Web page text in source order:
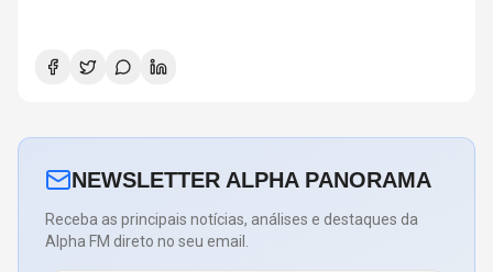
NEWSLETTER ALPHA PANORAMA
Receba as principais notícias, análises e destaques da
Alpha FM direto no seu email.